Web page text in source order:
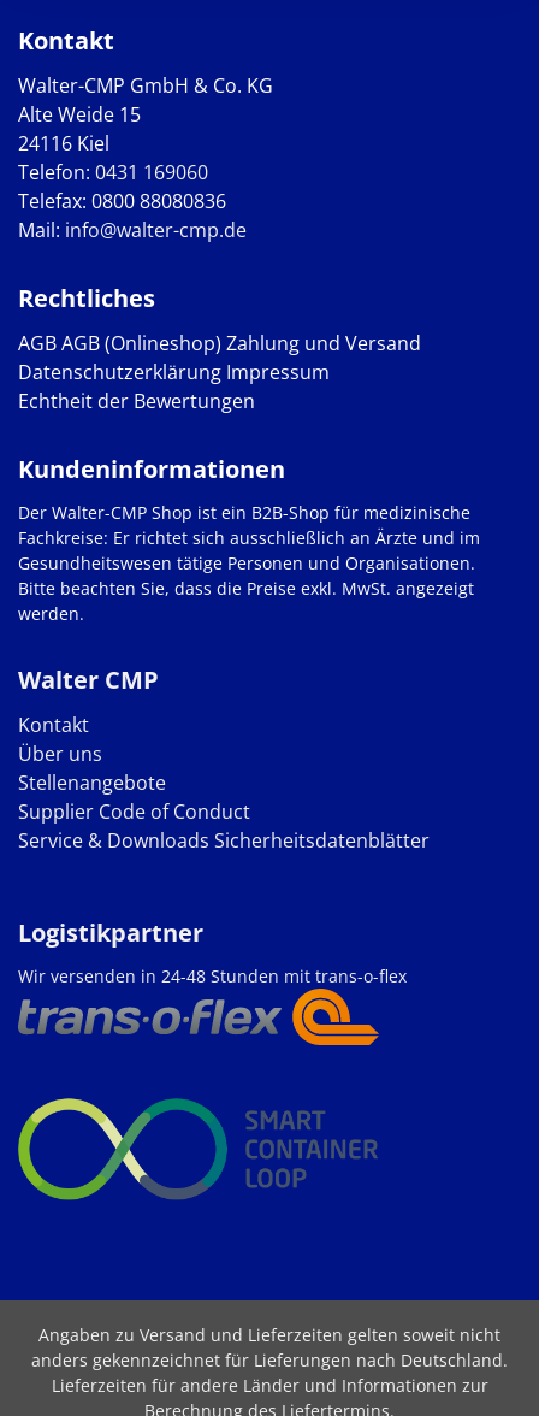
Kontakt
Walter-CMP GmbH & Co. KG
Alte Weide 15
24116 Kiel
Telefon: 0431 169060
Telefax: 0800 88080836
Mail: info@walter-cmp.de
Rechtliches
AGBAGB (Onlineshop) Zahlung und Versand
Datenschutzerklärung Impressum
Echtheit der Bewertungen
Walter CMP
Kontakt
Über uns
Stellenangebote
Supplier Code of Conduct
Service & Downloads Sicherheitsdatenblätter
Kundeninformationen
Der Walter-CMP Shop ist ein B2B-Shop für medizinische
Fachkreise: Er richtet sich ausschließlich an Ärzte und im
Gesundheitswesen tätige Personen und Organisationen.
Bitte beachten Sie, dass die Preise exkl. MwSt. angezeigt
werden.
Logistikpartner
Wir versenden in 24-48 Stunden mit trans-o-flex
Angaben zu Versand und Lieferzeiten gelten soweit nicht
anders gekennzeichnet für Lieferungen nach Deutschland.
Lieferzeiten für andere Länder und Informationen zur
Berechnung des Liefertermins.